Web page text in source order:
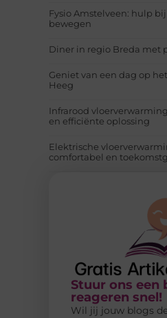
Fysio Amstelveen: hulp
bewegen
Diner in regio Breda met
Geniet van een dag op
Heeg
Infrarood
en efficiënte oplossing
Elektrische
comfortabel en
Stuur ons een
reageren snel!
Wil jij jouw blogs